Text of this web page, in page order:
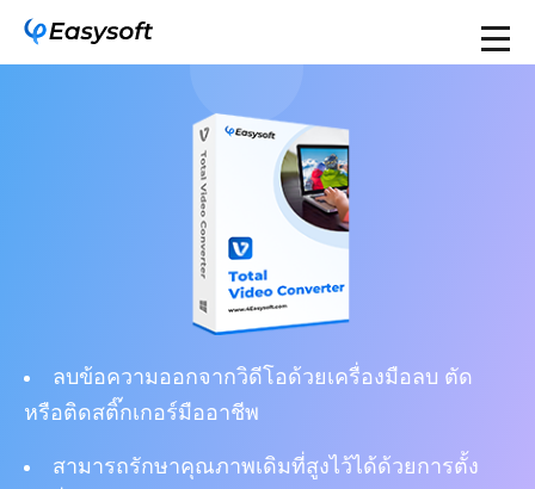
ลบข้อความออกจากวิดีโอด้วยเครื่องมือลบ ตัด
หรือติดสติ๊กเกอร์มืออาชีพ
สามารถรักษาคุณภาพเดิมที่สูงไว้ได้ด้วยการตั้ง